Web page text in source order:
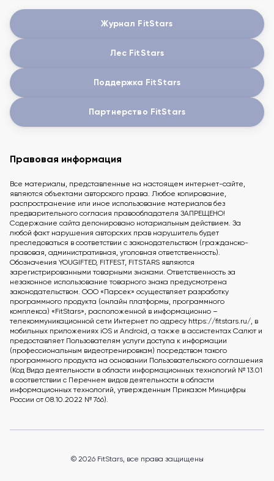
Журнал FitStars
Лес FitStars
Поддержка FitStars
Партнерство FitStars
Правовая информация
Все материалы, представленные на настоящем интернет-сайте,
являются объектами авторского права. Любое копирование,
распространение или иное использование материалов без
предварительного согласия правообладателя ЗАПРЕЩЕНО!
Содержание сайта депонировано нотариальным действием. За
любой факт нарушения авторских прав нарушитель будет
преследоваться в соответствии с законодательством (гражданско-
правовая, административная, уголовная ответственность).
Обозначения YOUGIFTED, FITFEST, FITSTARS являются
зарегистрированными товарными знаками. Ответственность за
незаконное использование товарного знака предусмотрена
законодательством. ООО «Парсек» осуществляет разработку
программного продукта (онлайн платформы, программного
комплекса) «FitStars», расположенной в информационно –
телекоммуникационной сети Интернет по адресу https://fitstars.ru/, в
мобильных приложениях iOS и Android, а также в ассистентах Салют и
предоставляет Пользователям услуги доступа к информации
(профессиональным видеотренировкам) посредством такого
программного продукта на основании Пользовательского соглашения
(Код Вида деятельности в области информационных технологий № 13.01
в соответствии с Перечнем видов деятельности в области
информационных технологий, утвержденным Приказом Минцифры
России от 08.10.2022 № 766).
© 2026 FitStars, все права защищены